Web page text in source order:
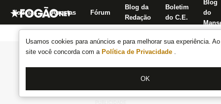
Usamos cookies para anúncios e para melhorar sua experiência.
site você concorda com a Política de Privacidade .
OK
Notícias Apostas Fórum
Blog da
Redação
Boletim
do C.E.
Blog
do